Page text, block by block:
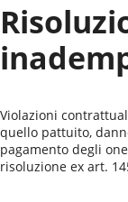
Violazioni
quello pattuito,
pagamento degli
risoluzione ex art.